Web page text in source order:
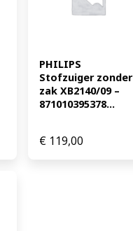
PHILIPS
Stofzuiger zonder
zak XB2140/09 –
871010395378...
€119,00